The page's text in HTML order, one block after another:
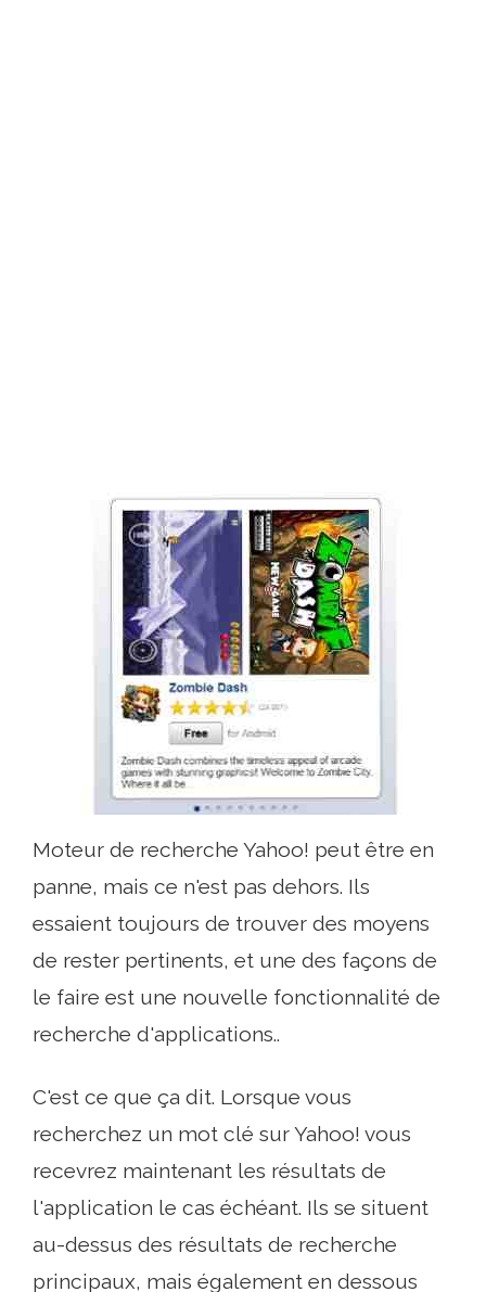
Moteur de recherche Yahoo! peut être en
panne, mais ce n'est pas dehors. Ils
essaient toujours de trouver des moyens
de rester pertinents, et une des façons de
le faire est une nouvelle fonctionnalité de
recherche d'applications..
C'est ce que ça dit. Lorsque vous
recherchez un mot clé sur Yahoo! vous
recevrez maintenant les résultats de
l'application le cas échéant. Ils se situent
au-dessus des résultats de recherche
principaux, mais également en dessous